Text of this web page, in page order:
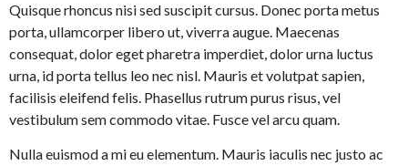
Quisque rhoncus nisi sed suscipit cursus. Donec porta metus
porta, ullamcorper libero ut, viverra augue. Maecenas
consequat, dolor eget pharetra imperdiet, dolor urna luctus
urna, id porta tellus leo nec nisl. Mauris et volutpat sapien,
facilisis eleifend felis. Phasellus rutrum purus risus, vel
vestibulum sem commodo vitae. Fusce vel arcu quam.
Nulla euismod a mi eu elementum. Mauris iaculis nec justo ac